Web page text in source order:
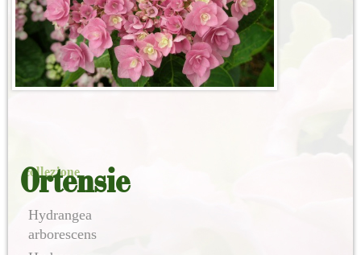
collezione
Ortensie
Hydrangea
arborescens